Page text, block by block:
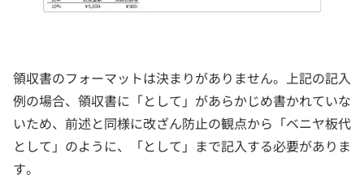
領収書のフォーマットは決まりがありません。上記の記入
例の場合、領収書に「として」があらかじめ書かれていな
いため、前述と同様に改ざん防止の観点から「ベニヤ板代
として」のように、「として」まで記入する必要がありま
す。